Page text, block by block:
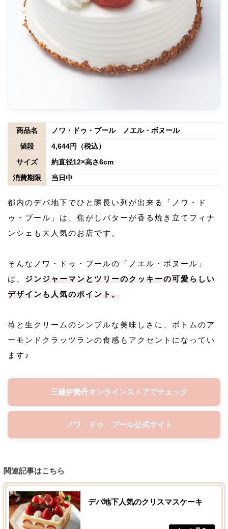
商品名
ノワ・ドゥ・ブール ノエル・ボヌール
値段
4,644円（税込）
サイズ
約直径12×高さ6cm
消費期限
当日中
都内のデパ地下でひと際長い列が出来る「ノワ・ド
ゥ・ブール」は、焦がしバターが香る焼き立てフィナ
ンシェも大人気のお店です。
そんなノワ・ドゥ・ブールの「ノエル・ボヌール」
は、 ジンジャーマンとツリーのクッキーの可愛らしい
デザインも人気のポイント。
苺と生クリームのシンプルな美味しさに、ボトムのア
ーモンドクラッツランの食感もアクセントになってい
ます♪
三越伊勢丹オンラインストアでチェック
ノワ・ドゥ・ブール公式サイト
関連記事はこちら
デパ地下人気のクリスマスケーキ